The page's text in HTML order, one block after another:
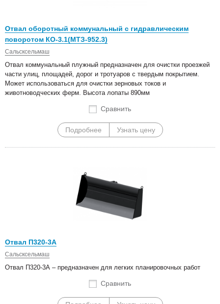
Отвал оборотный коммунальный с гидравлическим
поворотом КО-3.1(МТЗ-952.3)
Сальсксельмаш
Отвал коммунальный плужный предназначен для очистки проезжей
части улиц, площадей, дорог и тротуаров с твердым покрытием.
Может использоваться для очистки зерновых токов и
животноводческих ферм. Высота лопаты 890мм
Сравнить
Подробнее Узнать цену
Отвал П320-3А
Сальсксельмаш
Отвал П320-3А – предназначен для легких планировочных работ
Сравнить